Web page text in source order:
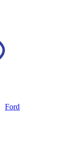
Ford